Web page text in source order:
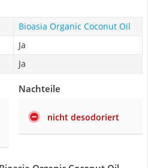
Bioasia Organic Coconut Oil
Ja
Ja
Nachteile
nicht desodoriert